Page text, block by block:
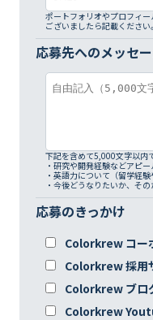
ポートフォリオやプロフィ
ございましたら記載ください。
応募先へのメッセ
下記を含めて5,000文字以内
・研究や開発経験などアピ
・英語力について（留学経験
・今後どうなりたいか、そ
応募のきっかけ
Colorkrew コー
Colorkrew 採用
Colorkrew ブロ
Colorkrew